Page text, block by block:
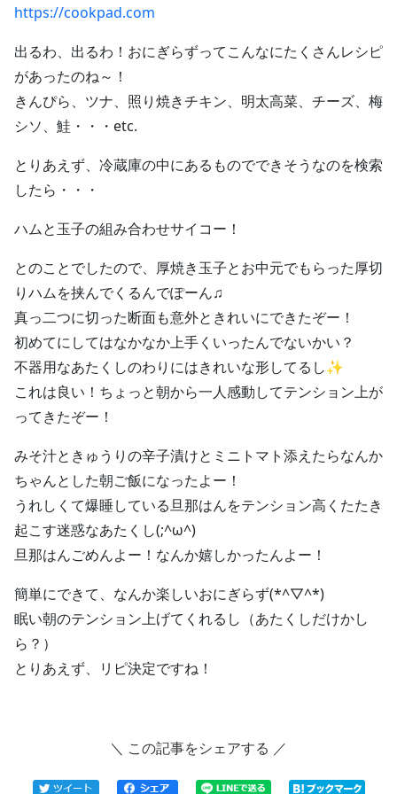
https://cookpad.com
出るわ、出るわ！おにぎらずってこんなにたくさんレシピ
があったのね～！
きんぴら、ツナ、照り焼きチキン、明太高菜、チーズ、梅
シソ、鮭・・・etc.
とりあえず、冷蔵庫の中にあるものでできそうなのを検索
したら・・・
ハムと玉子の組み合わせサイコー！
とのことでしたので、厚焼き玉子とお中元でもらった厚切
りハムを挟んでくるんでぽーん♫
真っ二つに切った断面も意外ときれいにできたぞー！
初めてにしてはなかなか上手くいったんでないかい？
不器用なあたくしのわりにはきれいな形してるし✨
これは良い！ちょっと朝から一人感動してテンション上が
ってきたぞー！
みそ汁ときゅうりの辛子漬けとミニトマト添えたらなんか
ちゃんとした朝ご飯になったよー！
うれしくて爆睡している旦那はんをテンション高くたたき
起こす迷惑なあたくし(;^ω^)
旦那はんごめんよー！なんか嬉しかったんよー！
簡単にできて、なんか楽しいおにぎらず(*^▽^*)
眠い朝のテンション上げてくれるし（あたくしだけかし
ら？）
とりあえず、リピ決定ですね！
＼ この記事をシェアする ／